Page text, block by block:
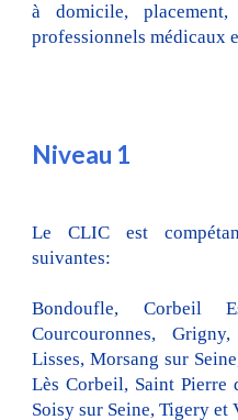
à domicile,
professionnels médicaux
Niveau 1
Le CLIC est
suivantes:
Bondoufle, Corbeil
Courcouronnes,
Lisses, Morsang sur
Lès Corbeil, Saint Pierre
Soisy sur Seine, Tigery et